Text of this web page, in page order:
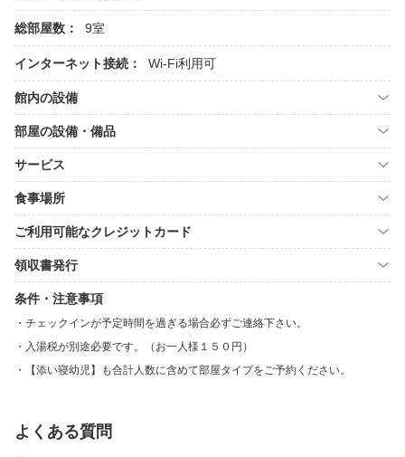
総部屋数： 9室
インターネット接続： Wi-Fi利用可
館内の設備
部屋の設備・備品
サービス
食事場所
ご利用可能なクレジットカード
領収書発行
条件・注意事項
チェックインが予定時間を過ぎる場合必ずご連絡下さい。
入湯税が別途必要です。（お一人様１５０円）
【添い寝幼児】も合計人数に含めて部屋タイプをご予約ください。
よくある質問